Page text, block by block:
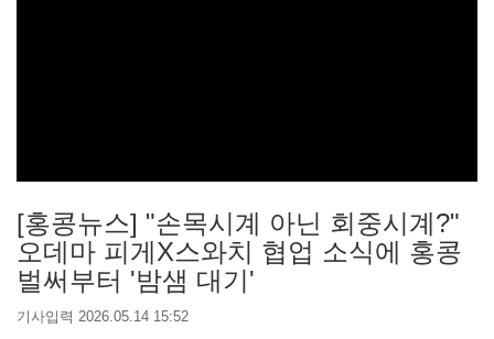
[홍콩뉴스] "손목시계 아닌 회중시계?"
오데마 피게X스와치 협업 소식에 홍콩
벌써부터 '밤샘 대기'
기사입력 2026.05.14 15:52